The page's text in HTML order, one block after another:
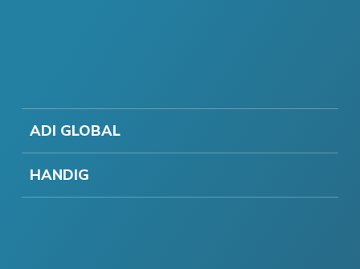
ADI GLOBAL
HANDIG